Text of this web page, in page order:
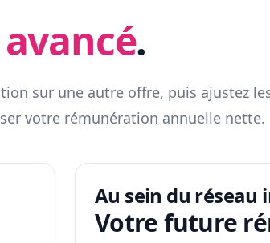
avancé.
sur une autre offre, puis ajustez
votre rémunération annuelle nette.
Au sein du réseau
Votre future